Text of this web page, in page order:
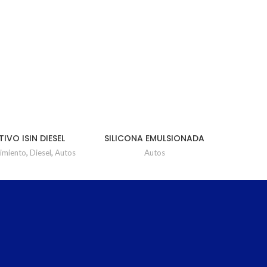
ISIN DIESEL
CAJA x 24
, Diesel,Autos
SILICONA EMULSIONADA
LUBRISTONE
Autos